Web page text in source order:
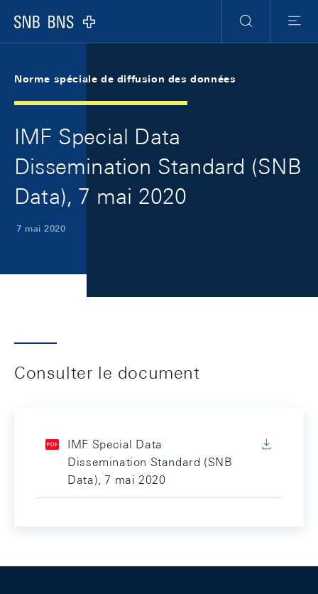
Logo
RechercheMenu
Norme spéciale de diffusion des données
IMF Special Data
Dissemination Standard (SNB
Data), 7 mai 2020
7 mai 2020
Consulter le document
IMF Special Data
Dissemination Standard (SNB
Data), 7 mai 2020